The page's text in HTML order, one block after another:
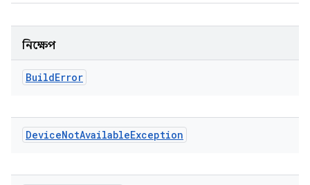
নিক্ষেপ
BuildError
DeviceNotAvailableException